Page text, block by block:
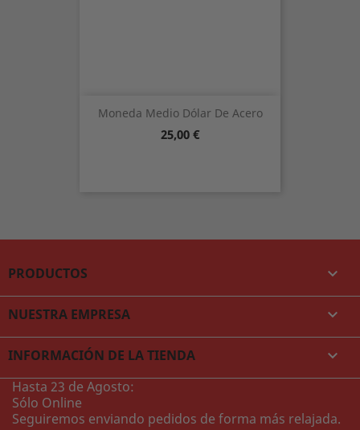
Moneda Medio Dólar De Acero
Precio
25,00 €
PRODUCTOS 
NUESTRA EMPRESA 
INFORMACIÓN DE LA TIENDA keyboard_arrow_down
Hasta 23 de Agosto:
Sólo Online
Seguiremos enviando pedidos de forma más relajada.